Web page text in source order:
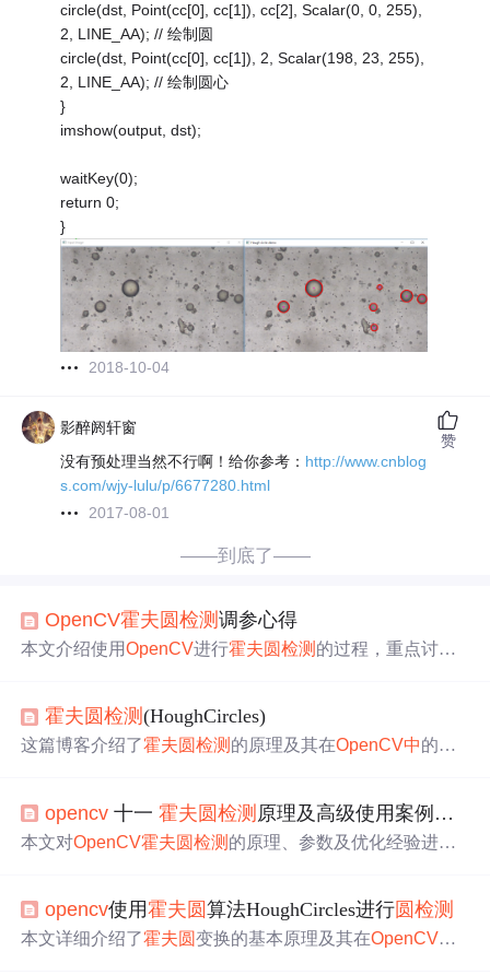
circle(dst, Point(cc[0], cc[1]), cc[2], Scalar(0, 0, 255),
2, LINE_AA); // 绘制圆
circle(dst, Point(cc[0], cc[1]), 2, Scalar(198, 23, 255),
2, LINE_AA); // 绘制圆心
}
imshow(output, dst);
waitKey(0);
return 0;
}
2018-10-04
影醉阏轩窗
没有预处理当然不行啊！给你参考： http://www.cnblog
s.com/wjy-lulu/p/6677280.html
2017-08-01
赞
——到底了——
OpenCV霍夫 圆检测调参心得
本文介绍使用OpenCV进行霍夫圆检测 的过程，重点讨论
霍夫 圆检测(HoughCircles)
这篇博客介绍了霍夫圆检测 的原理及其在OpenCV中的应
函数，对图像进行预处理，然后检测并绘制出圆。参数如d
p、minDist、param1和param2等对检测效果有直接影响。
opencv 十一霍夫圆检测 原理及高级使用案例（含优化步骤）
本文对OpenCV霍夫圆检测 的原理、参数及优化经验进行
图像优化和检测参数优化两方面提出优化方案，实现复杂
背景下的圆检测。
opencv使用霍夫圆算法HoughCircles进行圆检测
本文详细介绍了霍夫圆变换的基本原理及其在OpenCV中